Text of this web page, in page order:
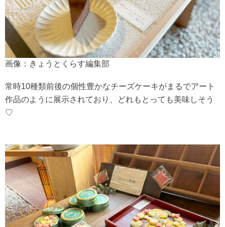
画像：きょうとくらす編集部
常時10種類前後の個性豊かなチーズケーキがまるでアート
作品のように展示されており、どれもとっても美味しそう
♡